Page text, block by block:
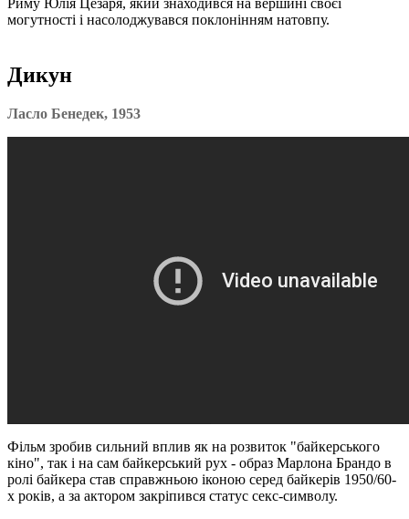
Риму Юлія Цезаря, який знаходився на вершині своєї
могутності і насолоджувався поклонінням натовпу.
Дикун
Ласло Бенедек, 1953
Фільм зробив сильний вплив як на розвиток "байкерського
кіно", так і на сам байкерський рух - образ Марлона Брандо в
ролі байкера став справжньою іконою серед байкерів 1950/60-
х років, а за актором закріпився статус секс-символу.